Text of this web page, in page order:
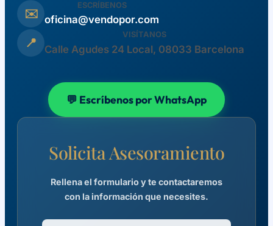
✉️
ESCRÍBENOS
oficina@vendopor.com
📍
VISÍTANOS
Calle Agudes 24 Local, 08033 Barcelona
💬 Escríbenos por WhatsApp
Solicita Asesoramiento
Rellena el formulario y te contactaremos
con la información que necesites.